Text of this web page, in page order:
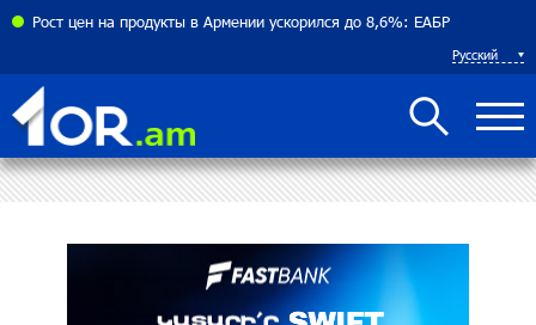
Рост цен на продукты в Армении ускорился до 8,6%: ЕАБР
Русский